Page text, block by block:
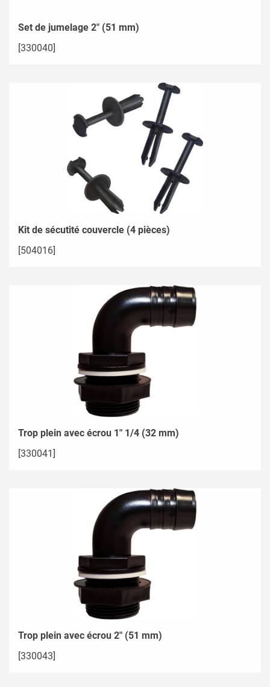
Set de jumelage 2" (51 mm)
[330040]
Kit de sécutité couvercle (4 pièces)
[504016]
Trop plein avec écrou 1" 1/4 (32 mm)
[330041]
Trop plein avec écrou 2" (51 mm)
[330043]